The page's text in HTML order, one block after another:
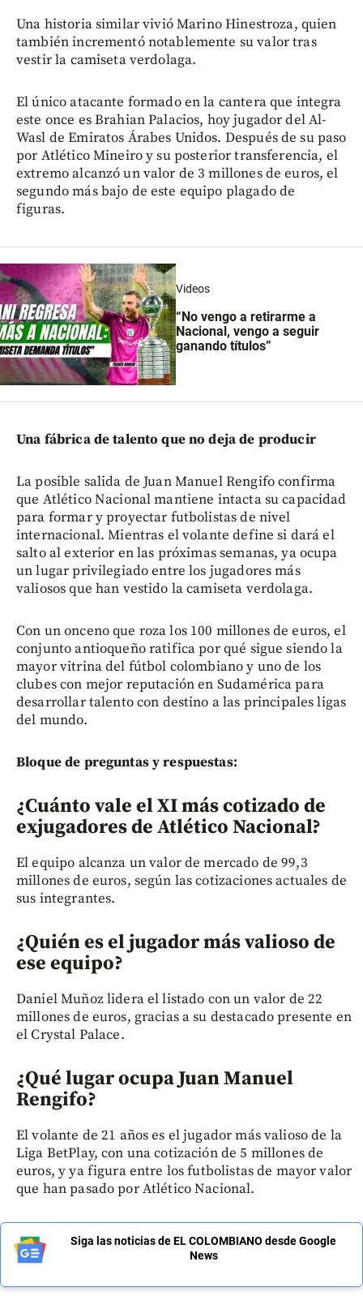
Una historia similar vivió Marino Hinestroza, quien
también incrementó notablemente su valor tras
vestir la camiseta verdolaga.
El único atacante formado en la cantera que integra
este once es Brahian Palacios, hoy jugador del Al-
Wasl de Emiratos Árabes Unidos. Después de su paso
por Atlético Mineiro y su posterior transferencia, el
extremo alcanzó un valor de 3 millones de euros, el
segundo más bajo de este equipo plagado de
figuras.
Videos
“No vengo a retirarme a
Nacional, vengo a seguir
ganando títulos”
Una fábrica de talento que no deja de producir
La posible salida de Juan Manuel Rengifo confirma
que Atlético Nacional mantiene intacta su capacidad
para formar y proyectar futbolistas de nivel
internacional. Mientras el volante define si dará el
salto al exterior en las próximas semanas, ya ocupa
un lugar privilegiado entre los jugadores más
valiosos que han vestido la camiseta verdolaga.
Con un onceno que roza los 100 millones de euros, el
conjunto antioqueño ratifica por qué sigue siendo la
mayor vitrina del fútbol colombiano y uno de los
clubes con mejor reputación en Sudamérica para
desarrollar talento con destino a las principales ligas
del mundo.
Bloque de preguntas y respuestas:
¿Cuánto vale el XI más cotizado de
exjugadores de Atlético Nacional?
El equipo alcanza un valor de mercado de 99,3
millones de euros, según las cotizaciones actuales de
sus integrantes.
¿Quién es el jugador más valioso de
ese equipo?
Daniel Muñoz lidera el listado con un valor de 22
millones de euros, gracias a su destacado presente en
el Crystal Palace.
¿Qué lugar ocupa Juan Manuel
Rengifo?
El volante de 21 años es el jugador más valioso de la
Liga BetPlay, con una cotización de 5 millones de
euros, y ya figura entre los futbolistas de mayor valor
que han pasado por Atlético Nacional.
Siga las noticias de EL COLOMBIANO desde Google
News